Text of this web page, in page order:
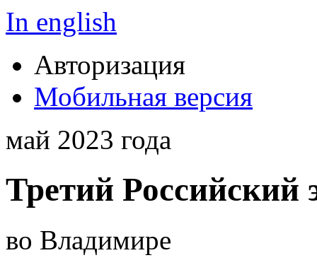
In english
Авторизация
Мобильная версия
май 2023 года
Третий Российский
во Владимире